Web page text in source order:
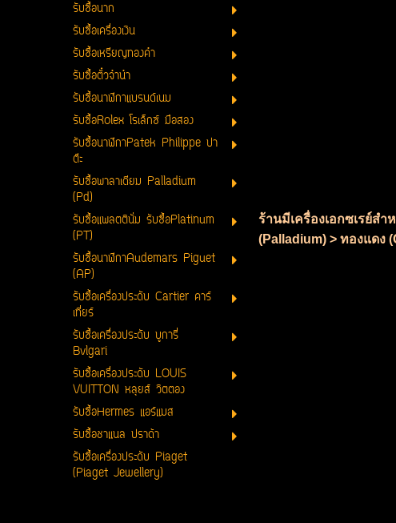
รับซื้อนาก
รับซื้อเครื่องเงิน
รับซื้อเหรียญทองคำ
รับซื้อตั๋วจำนำ
รับซื้อนาฬิกาแบรนด์เนม
รับซื้อRolex โรเล็กซ์ มือสอง
รับซื้อนาฬิกาPatek Philippe ปา
ต๊ะ
รับซื้อพาลาเดียม Palladium
(Pd)
รับซื้อแพลตตินั่ม รับซื้อPlatinum
(PT)
รับซื้อนาฬิกาAudemars Piguet
(AP)
รับซื้อเครื่องประดับ Cartier คาร์
เที่ยร์
รับซื้อเครื่องประดับ บูการี่
Bvlgari
รับซื้อเครื่องประดับ LOUIS
VUITTON หลุยส์ วิตตอง
รับซื้อHermes แอร์แมส
รับซื้อชาแนล ปราด้า
รับซื้อเครื่องประดับ Piaget
(Piaget Jewellery)
ร้านมีเครื่องเอกซเรย์ส
(Palladium) > ทองแดง